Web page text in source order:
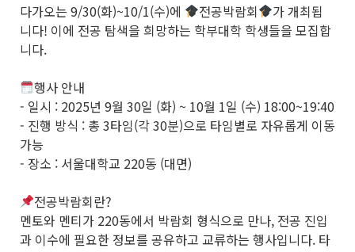
다가오는 9/30(화)~10/1(수)에
전공박람회
가 개최됩
니다! 이에 전공 탐색을 희망하는 학부대학 학생들을 모집합
니다.
행사 안내
- 일시 : 2025년 9월 30일 (화) ~ 10월 1일 (수) 18:00~19:40
- 진행 방식 : 총 3타임(각 30분)으로 타임별로 자유롭게 이동
가능
- 장소 : 서울대학교 220동 (대면)
전공박람회란?
멘토와 멘티가 220동에서 박람회 형식으로 만나, 전공 진입
과 이수에 필요한 정보를 공유하고 교류하는 행사입니다. 타